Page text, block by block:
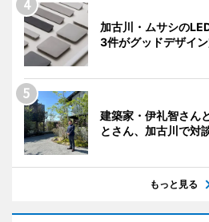
加古川・ムサシの
3件がグッドデザイ
建築家・伊礼智さん
とさん、加古川で対
もっと見る